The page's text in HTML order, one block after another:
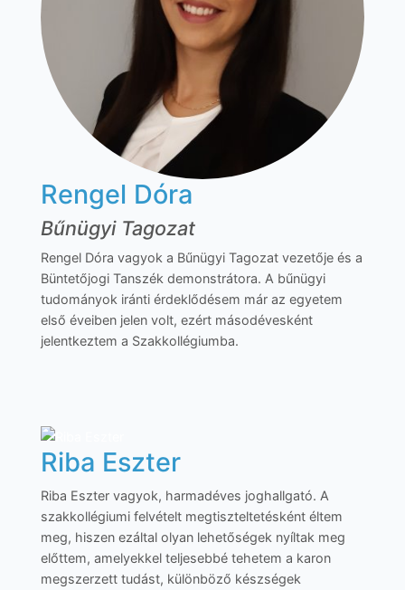
Rengel Dóra
Bűnügyi Tagozat
Rengel Dóra vagyok a Bűnügyi Tagozat vezetője és a
Büntetőjogi Tanszék demonstrátora. A bűnügyi
tudományok iránti érdeklődésem már az egyetem
első éveiben jelen volt, ezért másodévesként
jelentkeztem a Szakkollégiumba.
Riba Eszter
Riba Eszter vagyok, harmadéves joghallgató. A
szakkollégiumi felvételt megtiszteltetésként éltem
meg, hiszen ezáltal olyan lehetőségek nyíltak meg
előttem, amelyekkel teljesebbé tehetem a karon
megszerzett tudást, különböző készségek